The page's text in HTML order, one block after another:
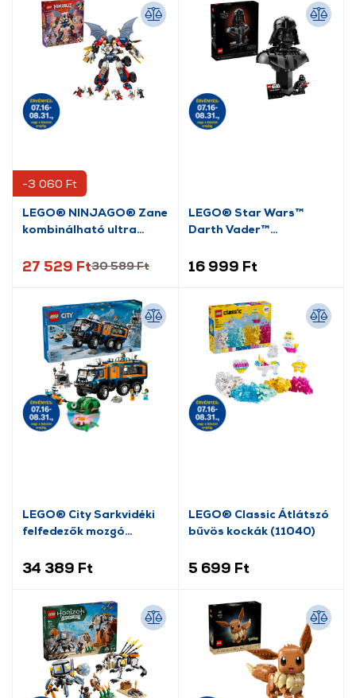
-3 060 Ft
LEGO® NINJAGO® Zane
kombinálható ultra
27 529 Ft30 589 Ft
LEGO® Star Wars™
Darth Vader™
16 999 Ft
LEGO® City Sarkvidéki
felfedezők mozgó
34 389 Ft
LEGO® Classic Átlátszó
bűvös kockák (11040)
5 699 Ft